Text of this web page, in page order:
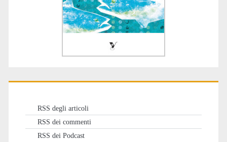
RSS degli articoli
RSS dei commenti
RSS dei Podcast